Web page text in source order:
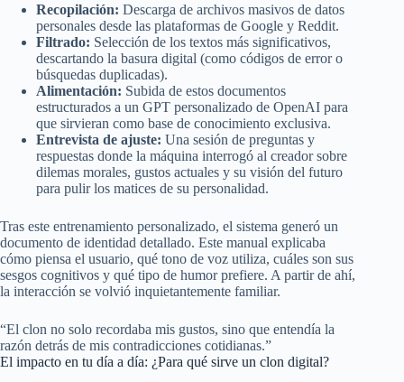
Recopilación: Descarga de archivos masivos de datos
personales desde las plataformas de Google y Reddit.
Filtrado: Selección de los textos más significativos,
descartando la basura digital (como códigos de error o
búsquedas duplicadas).
Alimentación: Subida de estos documentos
estructurados a un GPT personalizado de OpenAI para
que sirvieran como base de conocimiento exclusiva.
Entrevista de ajuste: Una sesión de preguntas y
respuestas donde la máquina interrogó al creador sobre
dilemas morales, gustos actuales y su visión del futuro
para pulir los matices de su personalidad.
Tras este entrenamiento personalizado, el sistema generó un
documento de identidad detallado. Este manual explicaba
cómo piensa el usuario, qué tono de voz utiliza, cuáles son sus
sesgos cognitivos y qué tipo de humor prefiere. A partir de ahí,
la interacción se volvió inquietantemente familiar.
“El clon no solo recordaba mis gustos, sino que entendía la
razón detrás de mis contradicciones cotidianas.”
El impacto en tu día a día: ¿Para qué sirve un clon digital?